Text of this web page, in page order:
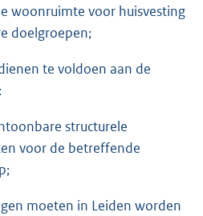
woonruimte voor huisvesting
doelgroepen;
te voldoen aan de
structurele
voor de betreffende
moeten in Leiden worden